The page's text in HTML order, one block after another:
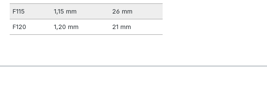
F115 1,15 mm 26 mm
F120 1,20 mm 21 mm